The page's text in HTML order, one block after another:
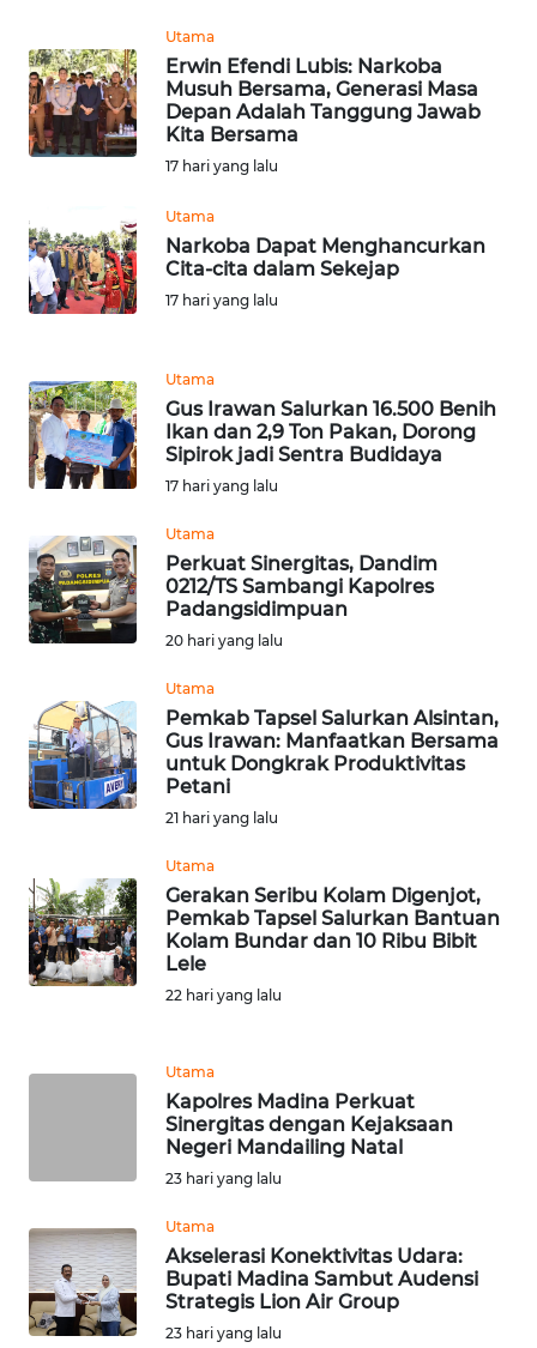
Utama
Erwin Efendi Lubis: Narkoba
Musuh Bersama, Generasi Masa
Depan Adalah Tanggung Jawab
Kita Bersama
17 hari yang lalu
Utama
Narkoba Dapat Menghancurkan
Cita-cita dalam Sekejap
17 hari yang lalu
Utama
Gus Irawan Salurkan 16.500 Benih
Ikan dan 2,9 Ton Pakan, Dorong
Sipirok jadi Sentra Budidaya
17 hari yang lalu
Utama
Perkuat Sinergitas, Dandim
0212/TS Sambangi Kapolres
Padangsidimpuan
20 hari yang lalu
Utama
Pemkab Tapsel Salurkan Alsintan,
Gus Irawan: Manfaatkan Bersama
untuk Dongkrak Produktivitas
Petani
21 hari yang lalu
Utama
Gerakan Seribu Kolam Digenjot,
Pemkab Tapsel Salurkan Bantuan
Kolam Bundar dan 10 Ribu Bibit
Lele
22 hari yang lalu
Utama
Kapolres Madina Perkuat
Sinergitas dengan Kejaksaan
Negeri Mandailing Natal
23 hari yang lalu
Utama
Akselerasi Konektivitas Udara:
Bupati Madina Sambut Audensi
Strategis Lion Air Group
23 hari yang lalu
WN
SAMOSIR
WN
WN
SUMEDANG
CIANJUR
WN
KEPULAUAN
SERIBU
WN
TANGERANG
WN
WN
CIREBON
WN
KUNINGAN
WN
WN
PURWAKARTA